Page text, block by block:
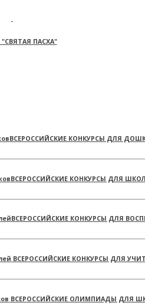
"СВЯТАЯ ПАСХА"
ВСЕРОССИЙСКИЕ КОНКУРСЫ ДЛЯ
ВСЕРОССИЙСКИЕ КОНКУРСЫ ДЛЯ
ВСЕРОССИЙСКИЕ КОНКУРСЫ ДЛЯ
ВСЕРОССИЙСКИЕ КОНКУРСЫ ДЛЯ
ВСЕРОССИЙСКИЕ ОЛИМПИАДЫ ДЛЯ